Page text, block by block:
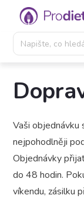
Přejít
obsah
Vaši objednávku
nejpohodlněji
Objednávky
do 48 hodin.
víkendu, zásilku